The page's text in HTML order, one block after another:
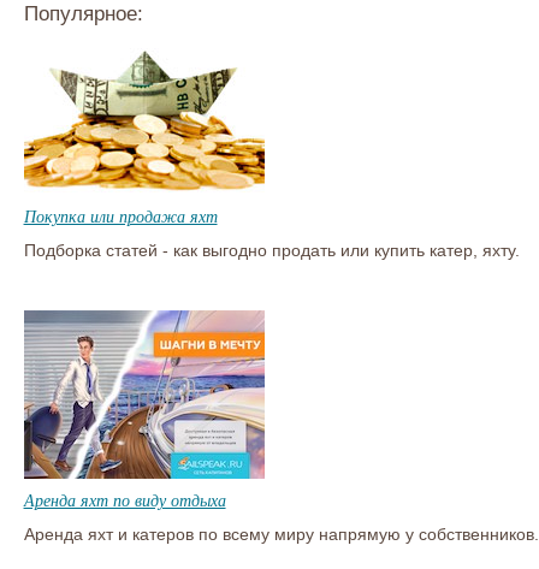
Популярное:
Покупка или продажа яхт
Подборка статей - как выгодно продать или купить катер, яхту.
Аренда яхт по виду отдыха
Аренда яхт и катеров по всему миру напрямую у собственников.